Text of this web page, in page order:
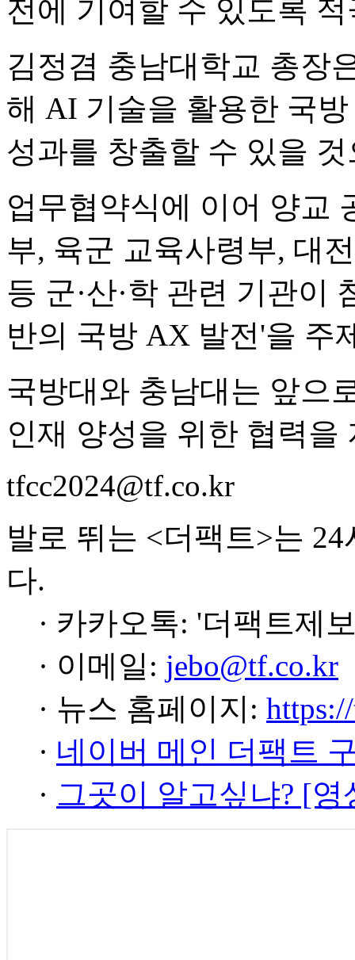
전에 기여할 수 있도록
김정겸 충남대학교 총장
해 AI 기술을 활용한 국
성과를 창출할 수 있을
업무협약식에 이어 양교
부, 육군 교육사령부, 대
등 군·산·학 관련 기관이
반의 국방 AX 발전'을 주
국방대와 충남대는 앞으
인재 양성을 위한 협력을
tfcc2024@tf.co.kr
발로 뛰는 <더팩트>는
다.
· 카카오톡: '더팩트제
· 이메일: jebo@tf.co.kr
· 뉴스 홈페이지:
· 네이버 메인 더팩트
· 그곳이 알고싶냐? [